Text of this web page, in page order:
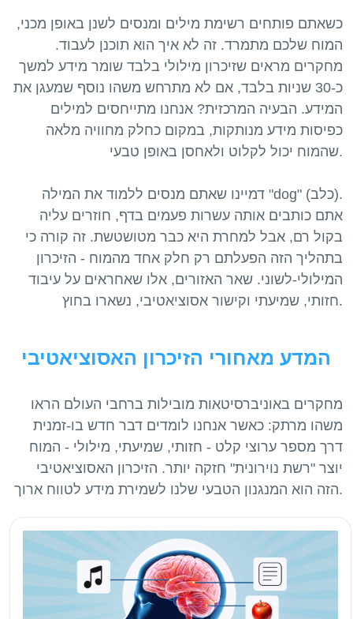
כשאתם פותחים רשימת מילים ומנסים לשנן באופן מכני,
המוח שלכם מתמרד. זה לא איך הוא תוכנן לעבוד.
מחקרים מראים שזיכרון מילולי בלבד שומר מידע למשך
כ-30 שניות בלבד, אם לא מתרחש משהו נוסף שמעגן את
המידע. הבעיה המרכזית? אנחנו מתייחסים למילים
כפיסות מידע מנותקות, במקום כחלק מחוויה מלאה
שהמוח יכול לקלוט ולאחסן באופן טבעי.
דמיינו שאתם מנסים ללמוד את המילה "dog" (כלב).
אתם כותבים אותה עשרות פעמים בדף, חוזרים עליה
בקול רם, אבל למחרת היא כבר מטושטשת. זה קורה כי
בתהליך הזה הפעלתם רק חלק אחד מהמוח - הזיכרון
המילולי-לשוני. שאר האזורים, אלו שאחראים על עיבוד
המדע מאחורי הזיכרון האסוציאטיבי
מחקרים באוניברסיטאות מובילות ברחבי העולם הראו
משהו מרתק: כאשר אנחנו לומדים דבר חדש בו-זמנית
דרך מספר ערוצי קלט - חזותי, שמיעתי, מילולי - המוח
יוצר "רשת נוירונית" חזקה יותר. הזיכרון האסוציאטיבי